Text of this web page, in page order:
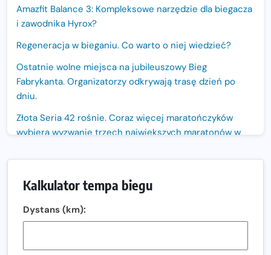
Amazfit Balance 3: Kompleksowe narzędzie dla biegacza
i zawodnika Hyrox?
Regeneracja w bieganiu. Co warto o niej wiedzieć?
Ostatnie wolne miejsca na jubileuszowy Bieg
Fabrykanta. Organizatorzy odkrywają trasę dzień po
dniu.
Złota Seria 42 rośnie. Coraz więcej maratończyków
wybiera wyzwanie trzech największych maratonów w
Największy Bieg Powstania Warszawskiego w historii.
Ponad 12 tysięcy uczestników pobiegło dla Bohaterów!
Co ma dużo białka? Produkty, które warto włączyć do
Kalkulator tempa biegu
Dystans (km):